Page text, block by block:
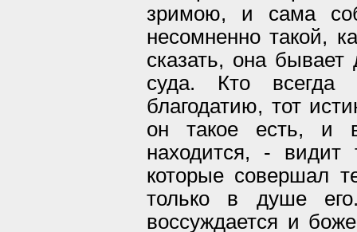
зримою, и сама
несомненно такой,
сказать, она
суда. Кто всегда
благодатию, тот
он такое есть, и
находится, - видит
которые совершал
только в душе
воссуждается и